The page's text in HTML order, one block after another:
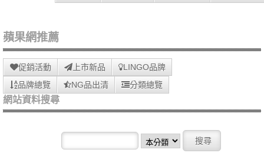
蘋果網推薦
促銷活動 上市新品
LINGO品牌
品牌總覽
NG品出清 分類總覽
網站資料搜尋